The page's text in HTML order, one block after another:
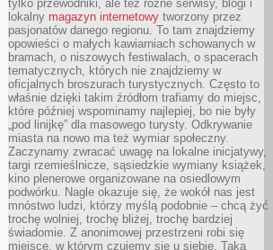
tylko przewodniki, ale też różne serwisy, blogi i
lokalny magazyn internetowy tworzony przez
pasjonatów danego regionu. To tam znajdziemy
opowieści o małych kawiarniach schowanych w
bramach, o niszowych festiwalach, o spacerach
tematycznych, których nie znajdziemy w
oficjalnych broszurach turystycznych. Często to
właśnie dzięki takim źródłom trafiamy do miejsc,
które później wspominamy najlepiej, bo nie były
„pod linijkę” dla masowego turysty. Odkrywanie
miasta na nowo ma też wymiar społeczny.
Zaczynamy zwracać uwagę na lokalne inicjatywy,
targi rzemieślnicze, sąsiedzkie wymiany książek,
kino plenerowe organizowane na osiedlowym
podwórku. Nagle okazuje się, że wokół nas jest
mnóstwo ludzi, którzy myślą podobnie – chcą żyć
trochę wolniej, trochę bliżej, trochę bardziej
świadomie. Z anonimowej przestrzeni robi się
miejsce, w którym czujemy się u siebie. Taka